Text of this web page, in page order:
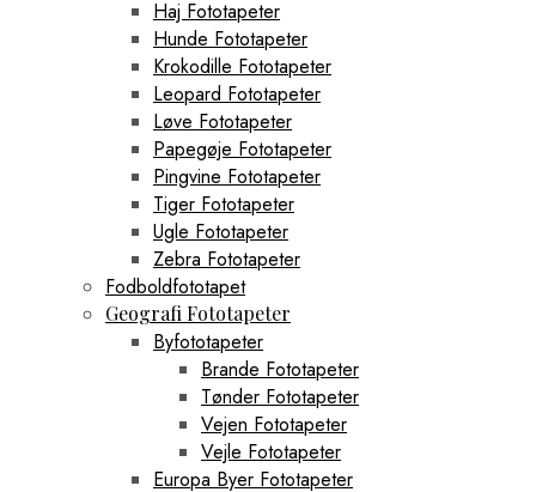
Haj Fototapeter
Hunde Fototapeter
Krokodille Fototapeter
Leopard Fototapeter
Løve Fototapeter
Papegøje Fototapeter
Pingvine Fototapeter
Tiger Fototapeter
Ugle Fototapeter
Zebra Fototapeter
Fodboldfototapet
Geografi Fototapeter
Byfototapeter
Brande Fototapeter
Tønder Fototapeter
Vejen Fototapeter
Vejle Fototapeter
Europa Byer Fototapeter